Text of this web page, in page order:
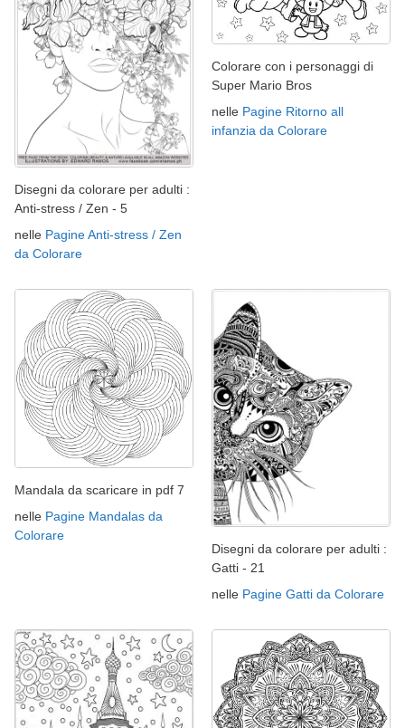
Disegni da colorare per adulti :
Anti-stress / Zen - 5
nelle Pagine Anti-stress / Zen
da Colorare
Colorare con i personaggi di
Super Mario Bros
nelle Pagine Ritorno all
infanzia da Colorare
Mandala da scaricare in pdf 7
nelle Pagine Mandalas da
Colorare
Disegni da colorare per adulti :
Gatti - 21
nelle Pagine Gatti da Colorare